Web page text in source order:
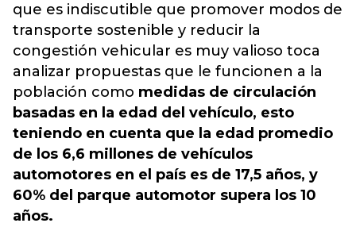
que es indiscutible que promover modos de
transporte sostenible y reducir la
congestión vehicular es muy valioso toca
analizar propuestas que le funcionen a la
población como medidas de circulación
basadas en la edad del vehículo, esto
teniendo en cuenta que la edad promedio
de los 6,6 millones de vehículos
automotores en el país es de 17,5 años, y
60% del parque automotor supera los 10
años.